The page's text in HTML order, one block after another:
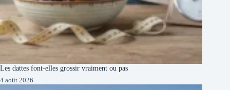
Les dattes font-elles grossir vraiment ou pas
4 août 2026